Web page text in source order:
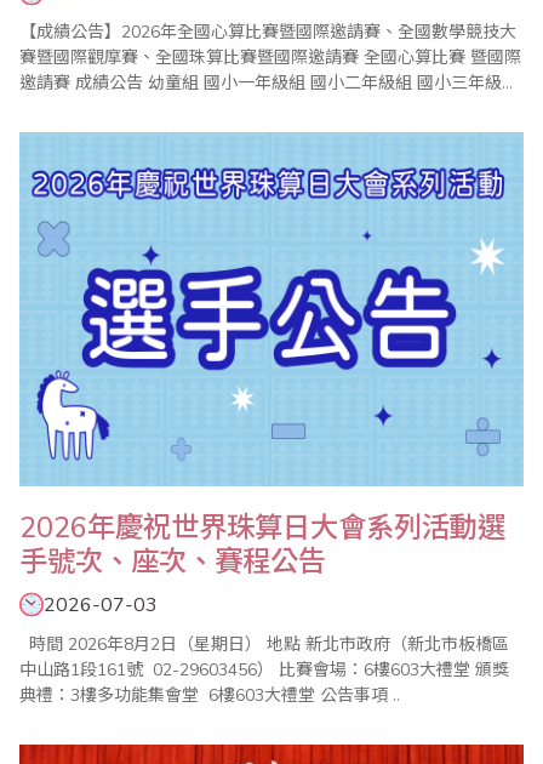
【成績公告】2026年全國心算比賽暨國際邀請賽、全國數學競技大
賽暨國際觀摩賽、全國珠算比賽暨國際邀請賽 全國心算比賽 暨國際
邀請賽 成績公告 幼童組 國小一年級組 國小二年級組 國小三年級組
2026年慶祝世界珠算日大會系列活動選
手號次、座次、賽程公告
2026-07-03
中山路1段161號 02-29603456） 比賽會場：6樓603大禮堂 頒獎
典禮：3樓多功能集會堂 6樓603大禮堂 公告事項 ..